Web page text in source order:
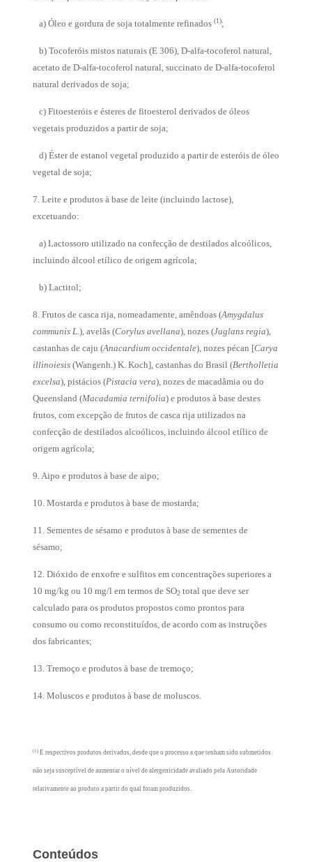
a) Óleo e gordura de soja totalmente refinados (1);
b) Tocoferóis mistos naturais (E 306), D-alfa-tocoferol natural,
acetato de D-alfa-tocoferol natural, succinato de D-alfa-tocoferol
natural derivados de soja;
c) Fitoesteróis e ésteres de fitoesterol derivados de óleos
vegetais produzidos a partir de soja;
d) Éster de estanol vegetal produzido a partir de esteróis de óleo
vegetal de soja;
7. Leite e produtos à base de leite (incluindo lactose),
excetuando:
a) Lactossoro utilizado na confecção de destilados alcoólicos,
incluindo álcool etílico de origem agrícola;
b) Lactitol;
8. Frutos de casca rija, nomeadamente, amêndoas (Amygdalus
communis L.), avelãs (Corylus avellana), nozes (Juglans regia),
castanhas de caju (Anacardium occidentale), nozes pécan [Carya
illinoiesis (Wangenh.) K. Koch], castanhas do Brasil (Bertholletia
excelsa), pistácios (Pistacia vera), nozes de macadâmia ou do
Queensland (Macadamia ternifolia) e produtos à base destes
frutos, com excepção de frutos de casca rija utilizados na
confecção de destilados alcoólicos, incluindo álcool etílico de
origem agrícola;
9. Aipo e produtos à base de aipo;
10. Mostarda e produtos à base de mostarda;
11. Sementes de sésamo e produtos à base de sementes de
sésamo;
12. Dióxido de enxofre e sulfitos em concentrações superiores a
10 mg/kg ou 10 mg/l em termos de SO2total que deve ser
calculado para os produtos propostos como prontos para
consumo ou como reconstituídos, de acordo com as instruções
dos fabricantes;
13. Tremoço e produtos à base de tremoço;
14. Moluscos e produtos à base de moluscos.
(1) E respectivos produtos derivados, desde que o processo a que tenham sido submetidos
não seja susceptível de aumentar o nível de alergenicidade avaliado pela Autoridade
relativamente ao produto a partir do qual foram produzidos.
Conteúdos